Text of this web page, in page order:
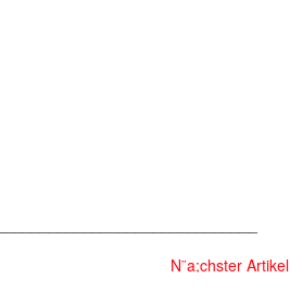
N¨a;chster Artikel